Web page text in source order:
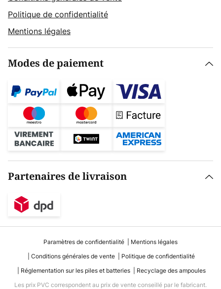
Politique de confidentialité
Mentions légales
Modes de paiement
Partenaires de livraison
Paramètres de confidentialité
Mentions légales
Conditions générales de vente
Politique de confidentialité
Réglementation sur les piles et batteries
Recyclage des ampoules
Les prix PVC correspondent au prix de vente conseillé par le fabricant.